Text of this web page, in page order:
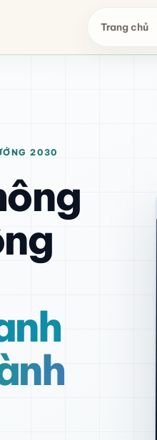
Trang chủ
2030